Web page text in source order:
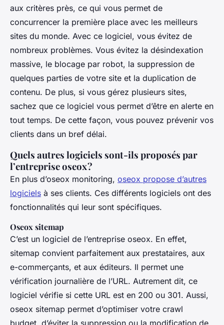
aux critères près, ce qui vous permet de
concurrencer la première place avec les meilleurs
sites du monde. Avec ce logiciel, vous évitez de
nombreux problèmes. Vous évitez la désindexation
massive, le blocage par robot, la suppression de
quelques parties de votre site et la duplication de
contenu. De plus, si vous gérez plusieurs sites,
sachez que ce logiciel vous permet d’être en alerte en
tout temps. De cette façon, vous pouvez prévenir vos
clients dans un bref délai.
Quels autres logiciels sont-ils proposés par
l’entreprise oseox ?
En plus d’oseox monitoring, oseox propose d’autres
logiciels à ses clients. Ces différents logiciels ont des
fonctionnalités qui leur sont spécifiques.
Oseox sitemap
C’est un logiciel de l’entreprise oseox. En effet,
sitemap convient parfaitement aux prestataires, aux
e-commerçants, et aux éditeurs. Il permet une
vérification journalière de l’URL. Autrement dit, ce
logiciel vérifie si cette URL est en 200 ou 301. Aussi,
oseox sitemap permet d’optimiser votre crawl